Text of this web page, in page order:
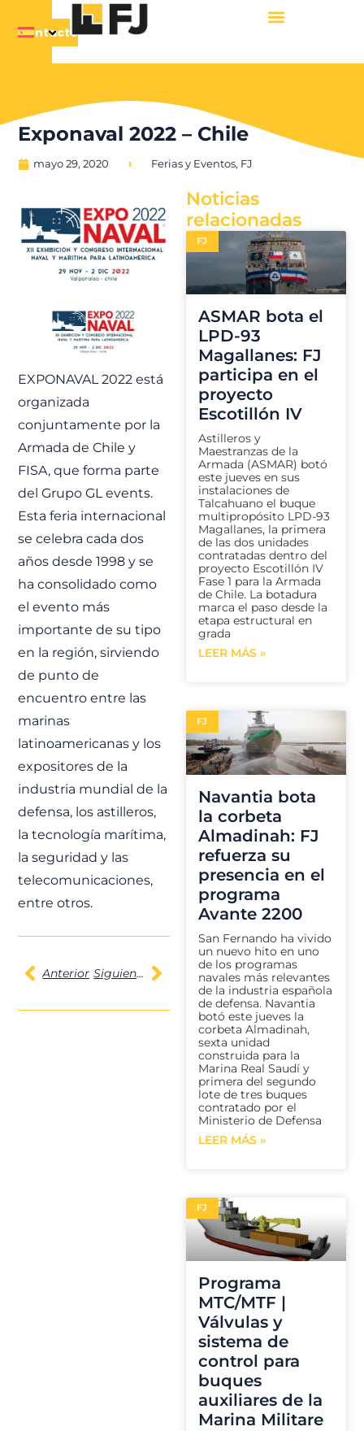
Contacto
Exponaval 2022 – Chile
mayo 29, 2020 Ferias y Eventos, FJ
EXPONAVAL 2022 está
organizada
conjuntamente por la
Armada de Chile y
FISA, que forma parte
del Grupo GL events.
Esta feria internacional
se celebra cada dos
años desde 1998 y se
ha consolidado como
el evento más
importante de su tipo
en la región, sirviendo
de punto de
encuentro entre las
marinas
latinoamericanas y los
expositores de la
industria mundial de la
defensa, los astilleros,
la tecnología marítima,
la seguridad y las
telecomunicaciones,
entre otros.
Anterior Siguiente
Noticias
relacionadas
FJ
ASMAR bota el
LPD-93
Magallanes: FJ
participa en el
proyecto
Escotillón IV
Astilleros y
Maestranzas de la
Armada (ASMAR) botó
este jueves en sus
instalaciones de
Talcahuano el buque
multipropósito LPD-93
Magallanes, la primera
de las dos unidades
contratadas dentro del
proyecto Escotillón IV
Fase 1 para la Armada
de Chile. La botadura
marca el paso desde la
etapa estructural en
grada
LEER MÁS »
FJ
Navantia bota
la corbeta
Almadinah: FJ
refuerza su
presencia en el
programa
Avante 2200
San Fernando ha vivido
un nuevo hito en uno
de los programas
navales más relevantes
de la industria española
de defensa. Navantia
botó este jueves la
corbeta Almadinah,
sexta unidad
construida para la
Marina Real Saudí y
primera del segundo
lote de tres buques
contratado por el
Ministerio de Defensa
LEER MÁS »
FJ
Programa
MTC/MTF |
Válvulas y
sistema de
control para
buques
auxiliares de la
Marina Militare